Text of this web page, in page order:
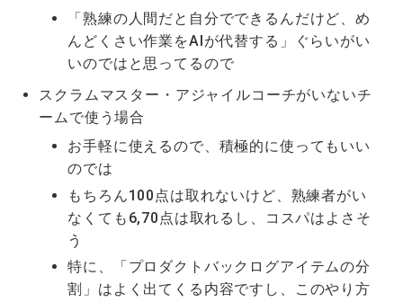
「熟練の人間だと自分でできるんだけど、め
んどくさい作業をAIが代替する」ぐらいがい
いのではと思ってるので
スクラムマスター・アジャイルコーチがいないチ
ームで使う場合
お手軽に使えるので、積極的に使ってもいい
のでは
もちろん100点は取れないけど、熟練者がい
なくても6,70点は取れるし、コスパはよさそ
う
特に、「プロダクトバックログアイテムの分
割」はよく出てくる内容ですし、このやり方